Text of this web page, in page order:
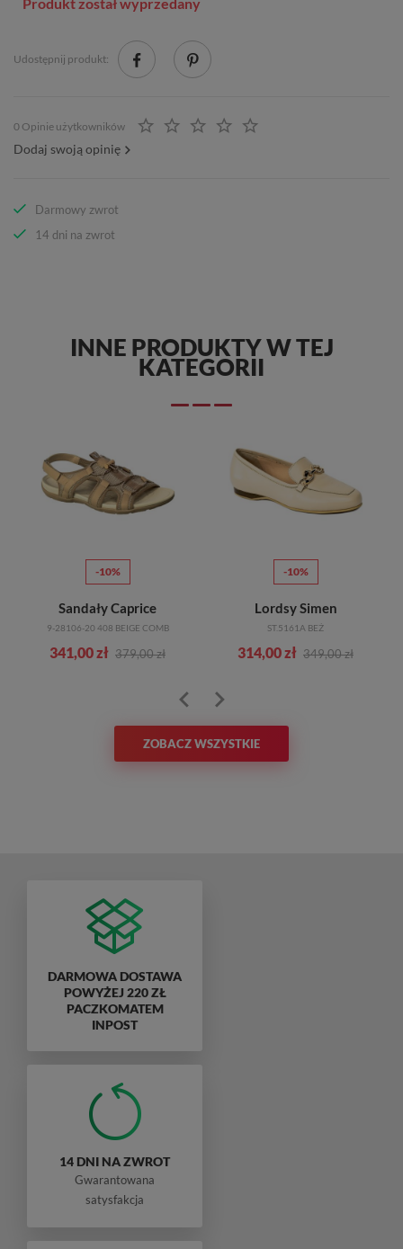
Produkt został wyprzedany
Udostępnij produkt:
0 Opinie użytkowników
Dodaj swoją opinię
Darmowy zwrot
14 dni na zwrot
INNE PRODUKTY W TEJ
KATEGORII
-10%
Sandały Caprice
9-28106-20 408 BEIGE COMB
341,00 zł 379,00 zł
-10%
Lordsy Simen
ST.5161A BEŻ
314,00 zł 349,00 zł
ZOBACZ WSZYSTKIE
DARMOWA DOSTAWA
POWYŻEJ 220 ZŁ
PACZKOMATEM
INPOST
14 DNI NA ZWROT
Gwarantowana
satysfakcja